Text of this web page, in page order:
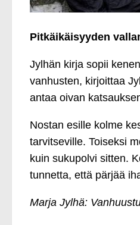
Pitkäikäisyyden
Jylhän kirja sopii
vanhusten, kirjoittaa
antaa oivan
Nostan esille kolme
tarvitseville. Toiseksi
kuin sukupolvi sitten.
tunnetta, että pärjää
Marja Jylhä: